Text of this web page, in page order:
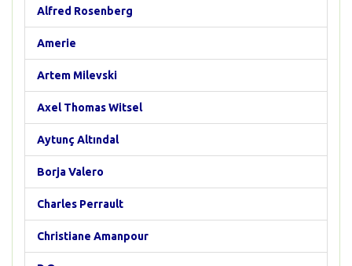
Alfred Rosenberg
Amerie
Artem Milevski
Axel Thomas Witsel
Aytunç Altındal
Borja Valero
Charles Perrault
Christiane Amanpour